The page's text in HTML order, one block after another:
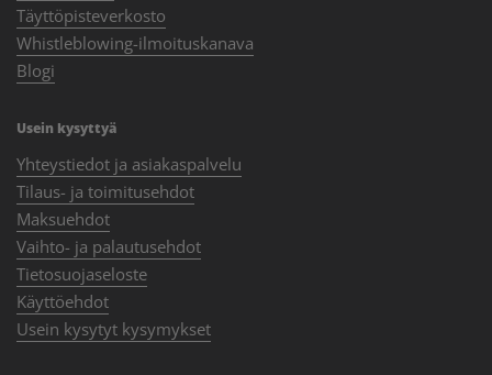
Täyttöpisteverkosto
Whistleblowing-ilmoituskanava
Blogi
Usein kysyttyä
Yhteystiedot ja asiakaspalvelu
Tilaus- ja toimitusehdot
Maksuehdot
Vaihto- ja palautusehdot
Tietosuojaseloste
Käyttöehdot
Usein kysytyt kysymykset